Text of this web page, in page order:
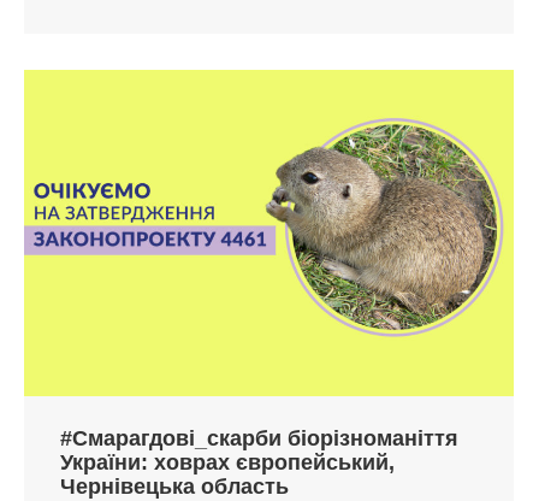
#Смарагдові_скарби біорізноманіття
України: ховрах європейський,
Чернівецька область